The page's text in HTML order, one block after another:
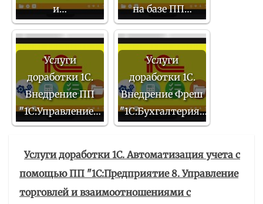
и…
на базе ПП…
Услуги
доработки 1С.
Внедрение ПП
"1С:Управление…
Услуги
доработки 1С.
Внедрение Фреш
"1С:Бухгалтерия…
Услуги доработки 1С. Автоматизация учета с
помощью ПП "1С:Предприятие 8. Управление
торговлей и взаимоотношениями с